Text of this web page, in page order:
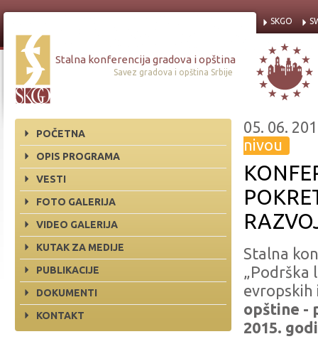
Stalna konferencija gradova i opština
Savez gradova i opština Srbije
SKGO
POČETNA
OPIS PROGRAMA
VESTI
FOTO GALERIJA
VIDEO GALERIJA
KUTAK ZA MEDIJE
PUBLIKACIJE
DOKUMENTI
KONTAKT
05. 06.
nivou
Stalna
„Podrška
opštine -
2015.